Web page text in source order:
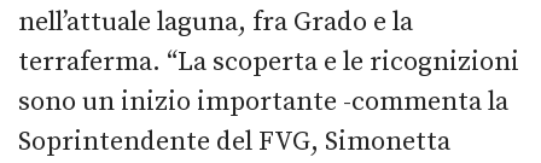
nell’attuale laguna, fra Grado e la
terraferma. “La scoperta e le ricognizioni
sono un inizio importante -commenta la
Soprintendente del FVG, Simonetta